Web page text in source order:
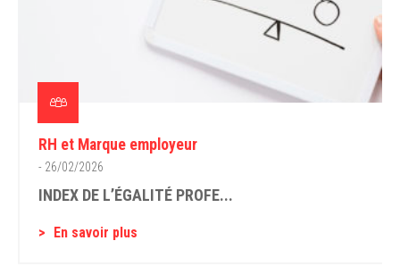
RH et Marque employeur
- 26/02/2026
INDEX DE L’ÉGALITÉ PROFE...
En savoir plus